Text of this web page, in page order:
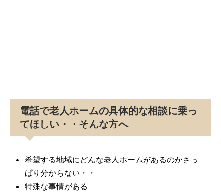
電話で老人ホームの具体的な相談に乗っ
てほしい・・そんな方へ
希望する地域にどんな老人ホームがあるのかさっ
ぱり分からない・・
特殊な事情がある